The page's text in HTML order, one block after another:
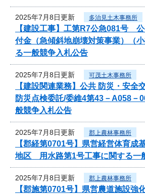
2025年7月8日更新 多治見土木事務所
【建設工事】工第R7公急081号
付金（急傾斜地崩壊対策事業）（
る一般競争入札公告
2025年7月8日更新 可茂土木事務所
【建設関連業務】公共 防災・安全
防災点検委託/委維4第43－A058－
般競争入札公告
2025年7月8日更新 郡上農林事務所
【郡経第0701号】県営経営体育
地区 用水路第1号工事に関する一
2025年7月8日更新 郡上農林事務所
【郡施第0701号】県営農道施設